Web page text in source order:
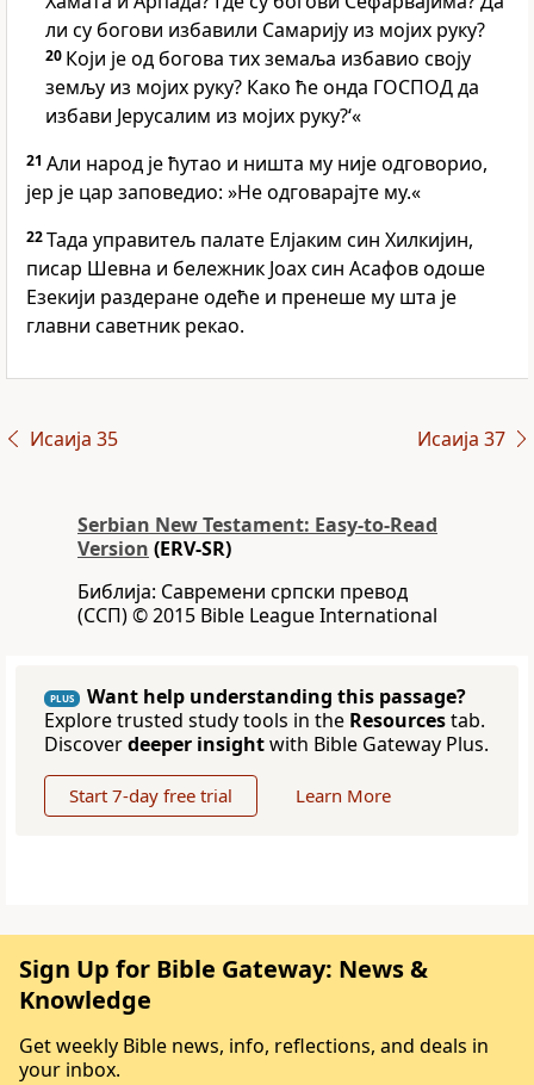
ли су богови избавили Самарију из мојих руку?
20 Који је од богова тих земаља избавио своју
земљу из мојих руку? Како ће онда ГОСПОД да
избави Јерусалим из мојих руку?‘«
21 Али народ је ћутао и ништа му није одговорио,
јер је цар заповедио: »Не одговарајте му.«
22Тада управитељ палате Елјаким син Хилкијин,
писар Шевна и бележник Јоах син Асафов одоше
Езекији раздеране одеће и пренеше му шта је
главни саветник рекао.
Исаија 35 Исаија 37
Serbian New Testament: Easy-to-Read
Version (ERV-SR)
Библија: Савремени српски превод
(ССП) © 2015 Bible League International
PLUS
Want help understanding this passage?
Explore trusted study tools in the Resourcestab.
Discoverdeeper insightwith Bible Gateway Plus.
Start 7-day free trial Learn More
Sign Up for Bible Gateway: News &
Knowledge
Get weekly Bible news, info, reflections, and deals in
your inbox.